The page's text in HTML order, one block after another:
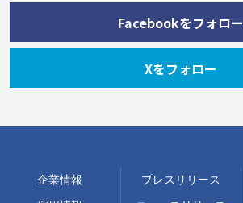
Facebookをフォロー
Xをフォロー
企業情報
プレスリリース